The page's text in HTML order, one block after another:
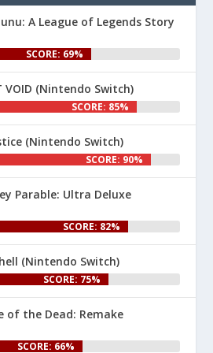
1
@nintenhype.cat
⋅
⚡🔥💥💀
A League of Legends Story
SCORE: 69%
VOID (Nintendo Switch)
SCORE: 85%
(Nintendo Switch)
SCORE: 90%
Parable: Ultra Deluxe
SCORE: 82%
(Nintendo Switch)
SCORE: 75%
of the Dead: Remake
SCORE: 66%